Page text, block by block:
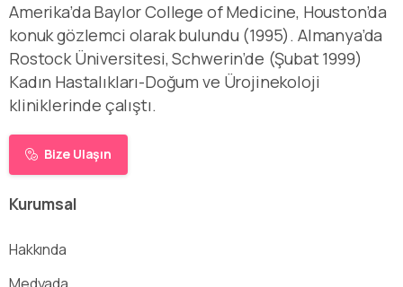
Amerika’da Baylor College of Medicine, Houston’da
konuk gözlemci olarak bulundu (1995). Almanya’da
Rostock Üniversitesi, Schwerin’de (Şubat 1999)
Kadın Hastalıkları-Doğum ve Ürojinekoloji
kliniklerinde çalıştı.
Bize Ulaşın
Kurumsal
Hakkında